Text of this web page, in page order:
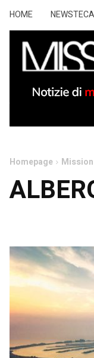
HOME NEWSTECA
Homepage